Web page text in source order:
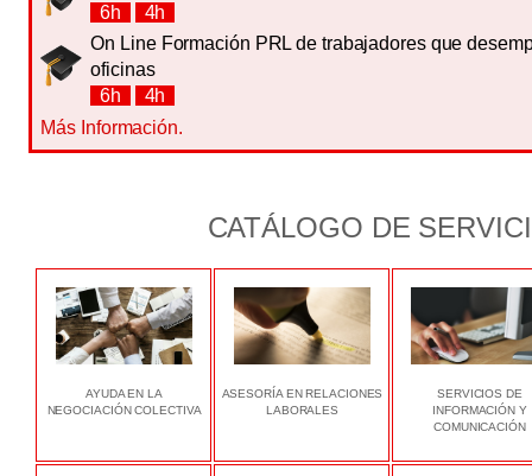
6h
4h
On Line Formación PRL de trabajadores que
oficinas
6h
4h
Más Información.
CATÁLOGO DE
AYUDA EN LA
NEGOCIACIÓN COLECTIVA
ASESORÍA EN RELACIONES
LABORALES
SERVICIOS DE
INFORMACIÓN Y
COMUNICACIÓN